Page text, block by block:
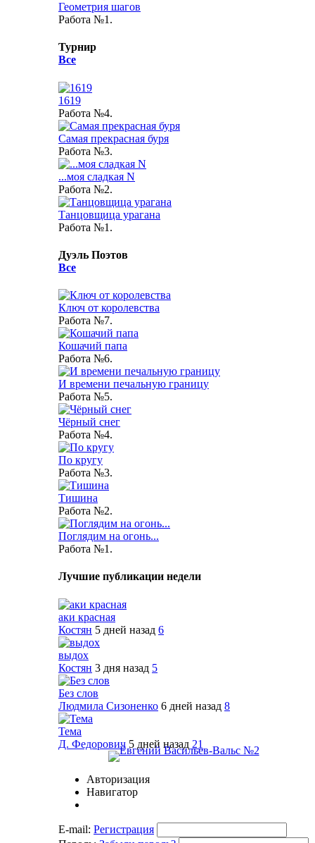
Геометрия шагов
Работа №1.
Турнир
Все
1619
Работа №4.
Самая прекрасная буря
Работа №3.
...моя сладкая N
Работа №2.
Танцовщица урагана
Работа №1.
Дуэль Поэтов
Все
Ключ от королевства
Работа №7.
Кошачий папа
Работа №6.
И времени печальную границу
Работа №5.
Чёрный снег
Работа №4.
По кругу
Работа №3.
Тишина
Работа №2.
Поглядим на огонь...
Работа №1.
Лучшие публикации недели
аки красная
Костян 5 дней назад6
выдох
Костян 3 дня назад 5
Без слов
Людмила Сизоненко 6 дней назад8
Тема
Д. Федорович 5 дней назад 21
Авторизация
Навигатор
E-mail: Регистрация